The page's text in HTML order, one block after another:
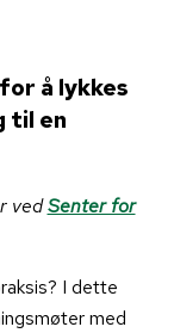
å lykkes
til en
vedSenter for
I dette
med